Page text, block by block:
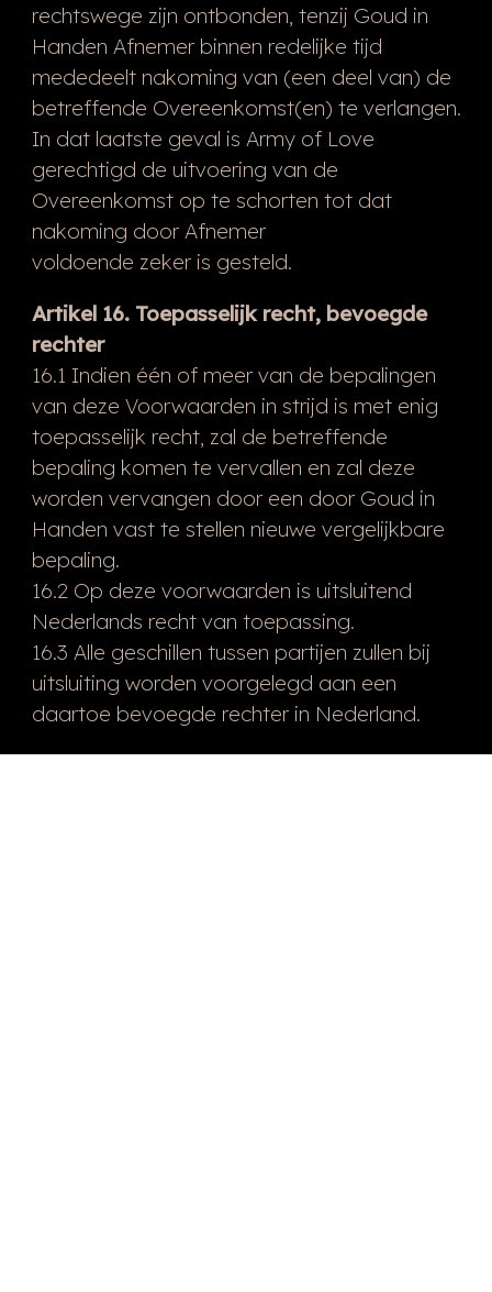
rechtswege zijn ontbonden, tenzij Goud in
Handen Afnemer binnen redelijke tijd
mededeelt nakoming van (een deel van) de
betreffende Overeenkomst(en) te verlangen.
In dat laatste geval is Army of Love
gerechtigd de uitvoering van de
Overeenkomst op te schorten tot dat
nakoming door Afnemer
voldoende zeker is gesteld.
Artikel 16. Toepasselijk recht, bevoegde
rechter
16.1 Indien één of meer van de bepalingen
van deze Voorwaarden in strijd is met enig
toepasselijk recht, zal de betreffende
bepaling komen te vervallen en zal deze
worden vervangen door een door Goud in
Handen vast te stellen nieuwe vergelijkbare
bepaling.
16.2 Op deze voorwaarden is uitsluitend
Nederlands recht van toepassing.
16.3 Alle geschillen tussen partijen zullen bij
uitsluiting worden voorgelegd aan een
daartoe bevoegde rechter in Nederland.